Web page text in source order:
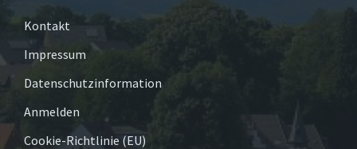
Kontakt
Impressum
Datenschutzinformation
Anmelden
Cookie-Richtlinie (EU)